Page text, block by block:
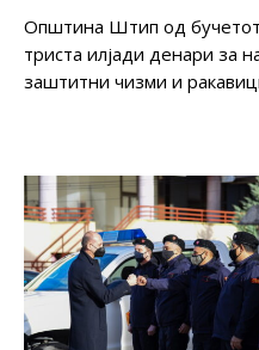
Општина Штип од
триста илјади денари за
заштитни чизми и